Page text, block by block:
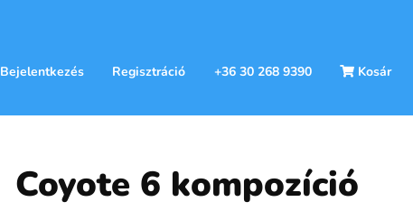
Bejelentkezés Regisztráció +36 30 268 9390 Kosár
Coyote 6 kompozíció